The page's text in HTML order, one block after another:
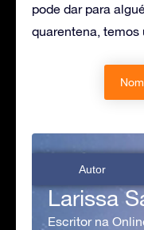
pode dar para
quarentena, temos
Autor
Larissa
Escritor na